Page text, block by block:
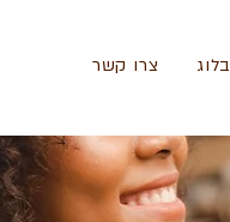
בלוג צרו קשר